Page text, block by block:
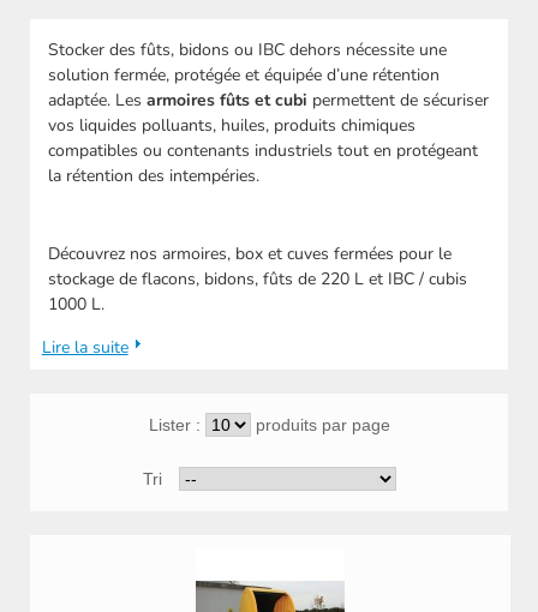
Stocker des fûts, bidons ou IBC dehors nécessite une
solution fermée, protégée et équipée d’une rétention
adaptée. Les armoires fûts et cubi permettent de sécuriser
vos liquides polluants, huiles, produits chimiques
compatibles ou contenants industriels tout en protégeant
la rétention des intempéries.
Découvrez nos armoires, box et cuves fermées pour le
stockage de flacons, bidons, fûts de 220 L et IBC / cubis
1000 L.
Lire la suite
Tri
Lister : produits par page